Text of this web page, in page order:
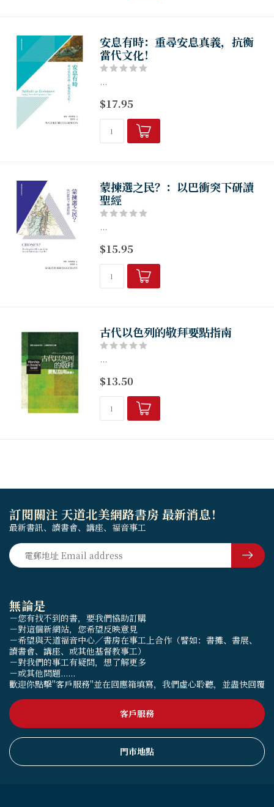
安息有時：重尋安息真義，抗衡
當代文化！
...
$17.95
蒙揀選之民？：以巴衝突下研讀
聖經
...
$15.95
古代以色列的敬拜要點指南
...
$13.50
無論是
－您有找不到的書，要我們協助訂購
－對這個新網站，您希望反映意見
－希望與天道福音中心／書房在事工上合作（譬如：書攤、書展、
讀書會、講座、或其他基督教事工）
－對我們的事工有疑問，想了解更多
－或其他問題......
歡迎你點擊"客戶服務"並在回應箱填寫，我們虛心聆聽，並盡快回覆
客戶服務
門市地點
訂閱關注 天道北美網路書房 最新消息！
最新書訊、讀書會、講座、福音事工